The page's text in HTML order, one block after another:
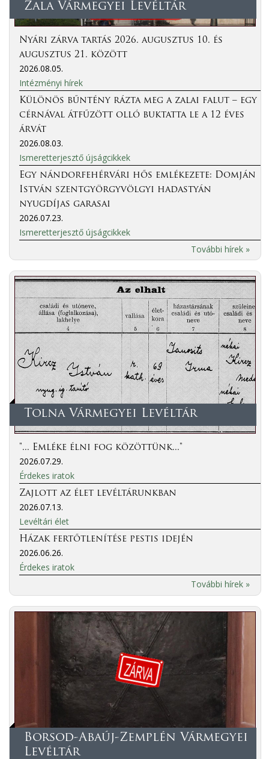
Zala Vármegyei Levéltár
Nyári zárva tartás 2026. augusztus 10. és
augusztus 21. között
2026.08.05.
Intézményi hírek
Különös bűntény rázta meg a zalai falut – egy
cérnával átfűzött olló buktatta le a 12 éves
árvát
2026.08.03.
Ismeretterjesztő újságcikkek
Egy nándorfehérvári hős emlékezete: Domján
István szentgyörgyvölgyi hadastyán
nyugdíjas garasai
2026.07.23.
Ismeretterjesztő újságcikkek
További hírek »
Tolna Vármegyei Levéltár
"... Emléke élni fog közöttünk..."
2026.07.29.
Érdekes iratok
Zajlott az élet levéltárunkban
2026.07.13.
Levéltári élet
Házak fertőtlenítése pestis idején
2026.06.26.
Érdekes iratok
További hírek »
Borsod-Abaúj-Zemplén Vármegyei
Levéltár